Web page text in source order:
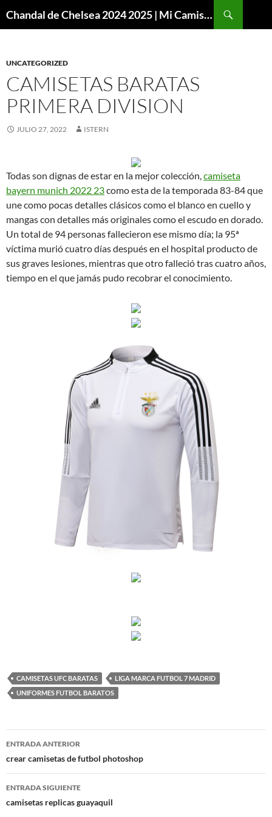
Chandal de Chelsea 2024 2025 | Mi Camiseta Futbol
UNCATEGORIZED
CAMISETAS BARATAS
PRIMERA DIVISION
JULIO 27, 2022 ISTERN
Todas son dignas de estar en la mejor colección,camiseta
bayern munich 2022 23como esta de la temporada 83-84 que
une como pocas detalles clásicos como el blanco en cuello y
mangas con detalles más originales como el escudo en dorado.
Un total de 94 personas fallecieron ese mismo día; la 95ª
víctima murió cuatro días después en el hospital producto de
sus graves lesiones, mientras que otro falleció tras cuatro años,
tiempo en el que jamás pudo recobrar el conocimiento.
CAMISETAS UFC BARATAS
LIGA MARCA FUTBOL 7 MADRID
UNIFORMES FUTBOL BARATOS
Navegación
de
entradas
ENTRADA ANTERIOR
crear camisetas de futbol photoshop
ENTRADA SIGUIENTE
camisetas replicas guayaquil